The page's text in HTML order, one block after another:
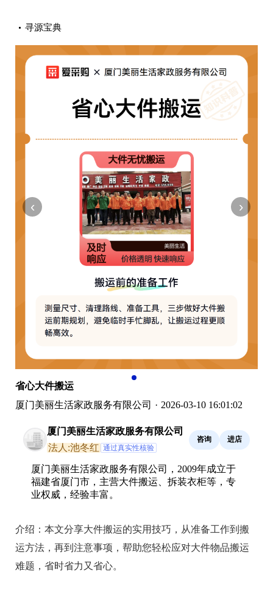
寻源宝典
‹ ›
省心大件搬运
厦门美丽生活家政服务有限公司 · 2026-03-10 16:01:02
厦门美丽生活家政服务有限公司
法人:池冬红 通过真实性核验
咨询 进店
厦门美丽生活家政服务有限公司，2009年成立于
福建省厦门市，主营大件搬运、拆装衣柜等，专
业权威，经验丰富。
介绍： 本文分享大件搬运的实用技巧，从准备工作到搬
运方法，再到注意事项，帮助您轻松应对大件物品搬运
难题，省时省力又省心。